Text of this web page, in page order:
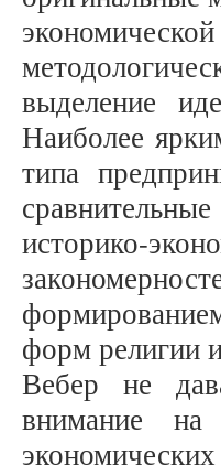
выделение
Наиболее
типа
историко-
форм религии
Вебер не
внимание на